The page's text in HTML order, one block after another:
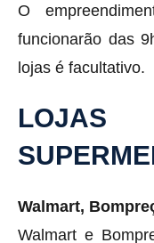
O
funcionarão das
lojas é facultativo.
Walmart,
Walmart e